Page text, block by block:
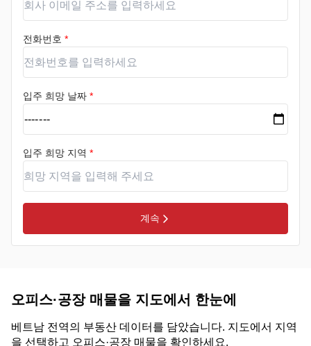
전화번호 *
입주 희망 날짜 *
입주 희망 지역 *
계속
오피스·공장 매물을 지도에서 한눈에
베트남 전역의 부동산 데이터를 담았습니다. 지도에서 지역
을 선택하고 오피스·공장 매물을 확인하세요.